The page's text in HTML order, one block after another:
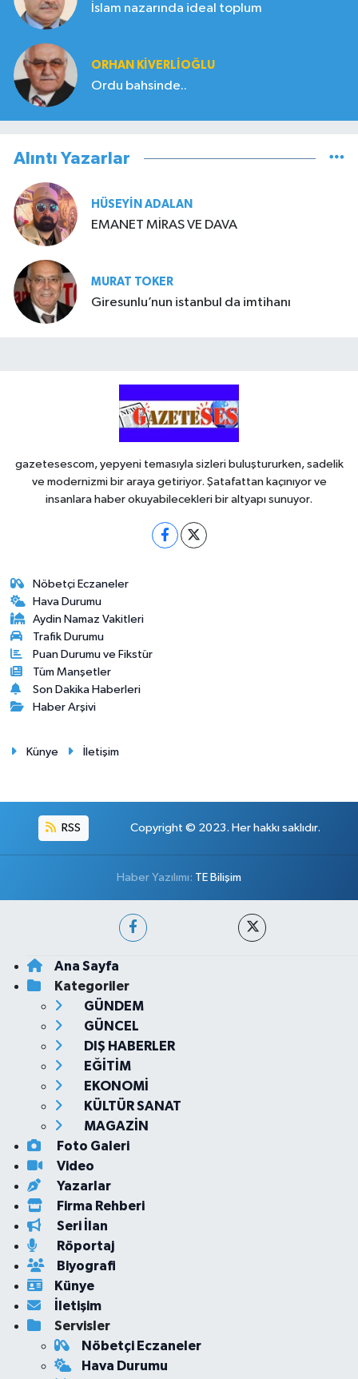
İslam nazarında ideal toplum
ORHAN KIVERLIOĞLU
Ordu bahsinde..
Alıntı Yazarlar
HÜSEYIN ADALAN
EMANET MİRAS VE DAVA
MURAT TOKER
Giresunlu’nun istanbul da imtihanı
gazetesescom, yepyeni temasıyla sizleri buluştururken, sadelik
ve modernizmi bir araya getiriyor. Şatafattan kaçınıyor ve
insanlara haber okuyabilecekleri bir altyapı sunuyor.
Nöbetçi Eczaneler
Hava Durumu
Aydin Namaz Vakitleri
Trafik Durumu
Puan Durumu ve Fikstür
Tüm Manşetler
Son Dakika Haberleri
Haber Arşivi
Künye İletişim
RSS Copyright © 2023. Her hakkı saklıdır.
Haber Yazılımı: TE Bilişim
Ana Sayfa
Kategoriler
GÜNDEM
GÜNCEL
DIŞ HABERLER
EĞİTİM
EKONOMİ
KÜLTÜR SANAT
MAGAZİN
Foto Galeri
Video
Yazarlar
Firma Rehberi
Seri İlan
Röportaj
Biyografi
Künye
İletişim
Servisler
Nöbetçi Eczaneler
Hava Durumu